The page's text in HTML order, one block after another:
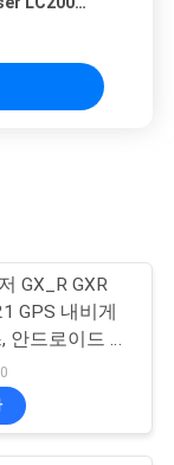
GX_R GXR
GPS 내비게
안드로이드 오
안드로
이 업그레이
스